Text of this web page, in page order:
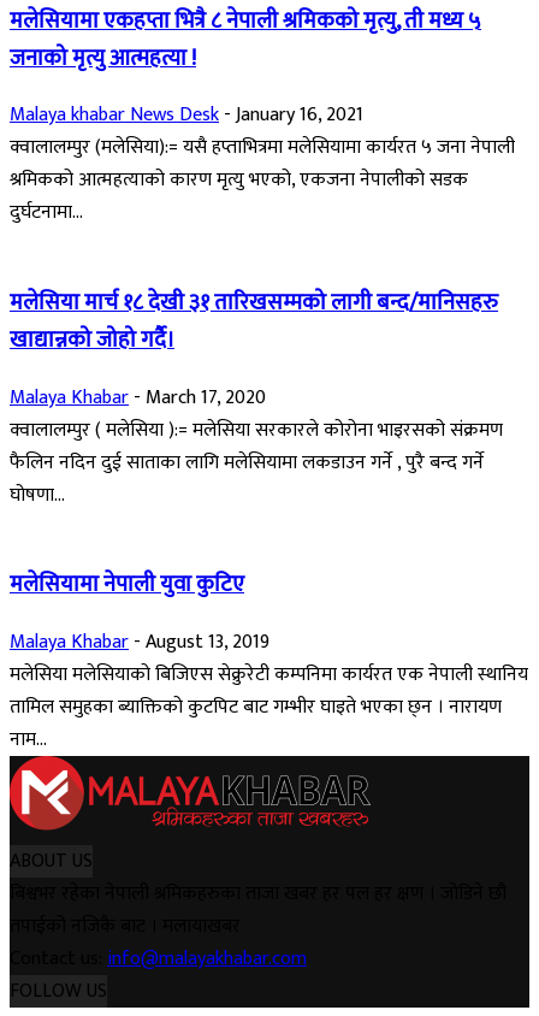
मलेसियामा एकहप्ता भित्रै ८ नेपाली श्रमिकको मृत्यु, ती मध्य ५
जनाको मृत्यु आत्महत्या !
Malaya khabar News Desk-January 16, 2021
क्वालालम्पुर (मलेसिया):= यसै हप्ताभित्रमा मलेसियामा कार्यरत ५ जना नेपाली
श्रमिकको आत्महत्याको कारण मृत्यु भएको, एकजना नेपालीको सडक
दुर्घटनामा...
मलेसिया मार्च १८ देखी ३१ तारिखसम्मको लागी बन्द/मानिसहरु
खाद्यान्नको जोहो गर्दै।
Malaya Khabar- March 17, 2020
क्वालालम्पुर ( मलेसिया ):= मलेसिया सरकारले कोरोना भाइरसको संक्रमण
फैलिन नदिन दुई साताका लागि मलेसियामा लकडाउन गर्ने , पुरै बन्द गर्ने
घोषणा...
मलेसियामा नेपाली युवा कुटिए
Malaya Khabar-August 13, 2019
मलेसिया मलेसियाको बिजिएस सेक्रुरेटी कम्पनिमा कार्यरत एक नेपाली स्थानिय
तामिल समुहका ब्याक्तिको कुटपिट बाट गम्भीर घाइते भएका छ्न । नारायण
नाम...
ABOUT US
info@malayakhabar.com
FOLLOW US